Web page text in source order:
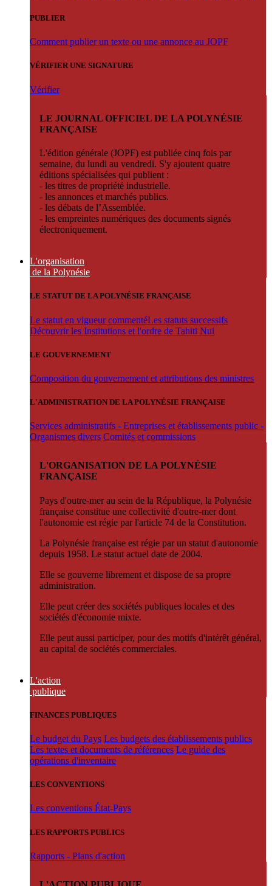
PUBLIER
Comment publier un texte ou une annonce au JOPF
VÉRIFIER UNE SIGNATURE
Vérifier
LE JOURNAL OFFICIEL DE LA POLYNÉSIE
FRANÇAISE
L'édition générale (JOPF) est publiée cinq fois par
semaine, du lundi au vendredi. S'y ajoutent quatre
éditions spécialisées qui publient :
- les titres de propriété industrielle.
- les annonces et marchés publics.
- les débats de l’Assemblée.
- les empreintes numériques des documents signés
électroniquement.
L'organisation
de la Polynésie
LE STATUT DE LA POLYNÉSIE FRANÇAISE
Le statut en vigueur commentéLes statuts successifs
Découvrir les Institutions et l'ordre de Tahiti Nui
LE GOUVERNEMENT
Composition du gouvernement et attributions des ministres
L'ADMINISTRATION DE LA POLYNÉSIE FRANÇAISE
Services administratifs - Entreprises et établissements public -
Organismes divers Comités et commissions
L'ORGANISATION DE LA POLYNÉSIE
FRANÇAISE
Pays d'outre-mer au sein de la République, la Polynésie
française constitue une collectivité d'outre-mer dont
l'autonomie est régie par l'article 74 de la Constitution.
La Polynésie française est régie par un statut d'autonomie
depuis 1958. Le statut actuel date de 2004.
Elle se gouverne librement et dispose de sa propre
administration.
Elle peut créer des sociétés publiques locales et des
sociétés d'économie mixte.
Elle peut aussi participer, pour des motifs d'intérêt général,
au capital de sociétés commerciales.
L'action
publique
FINANCES PUBLIQUES
Le budget du Pays Les budgets des établissements publics
Les textes et documents de références Le guide des
opérations d'inventaire
LES CONVENTIONS
Les conventions État-Pays
LES RAPPORTS PUBLICS
Rapports - Plans d'action